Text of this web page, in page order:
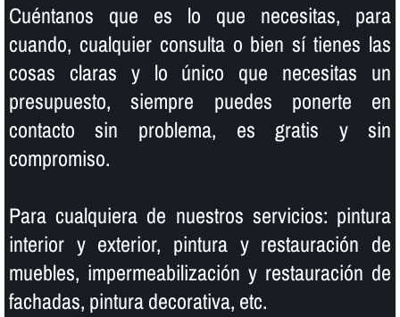
Cuéntanos que es lo que necesitas, para
cuando, cualquier consulta o bien sí­ tienes las
cosas claras y lo único que necesitas un
presupuesto, siempre puedes ponerte en
contacto sin problema, es gratis y sin
compromiso.
Para cualquiera de nuestros servicios: pintura
interior y exterior, pintura y restauración de
muebles, impermeabilización y restauración de
fachadas, pintura decorativa, etc.